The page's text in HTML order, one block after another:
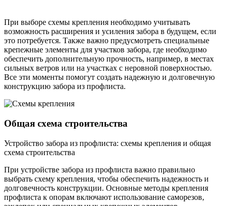
При выборе схемы крепления необходимо учитывать
возможность расширения и усиления забора в будущем, если
это потребуется. Также важно предусмотреть специальные
крепежные элементы для участков забора, где необходимо
обеспечить дополнительную прочность, например, в местах
сильных ветров или на участках с неровной поверхностью.
Все эти моменты помогут создать надежную и долговечную
конструкцию забора из профлиста.
Общая схема строительства
Устройство забора из профлиста: схемы крепления и общая
схема строительства
При устройстве забора из профлиста важно правильно
выбрать схему крепления, чтобы обеспечить надежность и
долговечность конструкции. Основные методы крепления
профлиста к опорам включают использование саморезов,